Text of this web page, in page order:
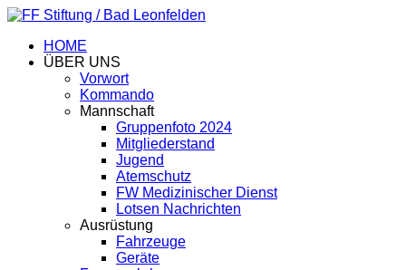
HOME
ÜBER UNS
Vorwort
Kommando
Mannschaft
Gruppenfoto 2024
Mitgliederstand
Jugend
Atemschutz
FW Medizinischer Dienst
Lotsen Nachrichten
Ausrüstung
Fahrzeuge
Geräte